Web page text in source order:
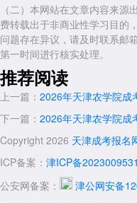
随着2026年学历提升政策
可度也在稳步提升。
1. 学制与学习形式： 天津农
一般为2年或2.5年。这种弹
制，周末或晚间上课的方式让
2. 学历用途广泛： 通过天津
信网可查的正规学历。它不仅
有成人本科学历也可直接报
法、公证等职业资格考试中，
2026年报考 天津农学院
是报名费，都在大多数考生的
（二）本网站在文章内容来
费转载出于非商业性学习目的
问题存在异议，请及时联系邮
第一时间进行核实处理。
推荐阅读
上一篇： 2026年天津农学院成
下一篇： 2026年天津农学院成
Copyright 2026 天津成考报名
ICP备案： 津ICP备
公安网备案：
津公网安备